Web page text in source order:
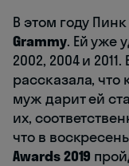
В этом году
Grammy. Ей уже
2002, 2004 и
рассказала,
муж дарит ей
их,
что в
Awards 2019